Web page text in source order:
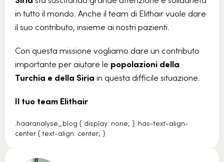
in tutto il mondo. Anche il team di Elithair vuole dare
il suo contributo, insieme ai nostri pazienti.
Con questa missione vogliamo dare un contributo
importante per aiutare le popolazioni della
Turchia e della Siria in questa difficile situazione.
Il tuo team Elithair
.haaranalyse_blog { display: none; } .has-text-align-
center { text-align: center; }